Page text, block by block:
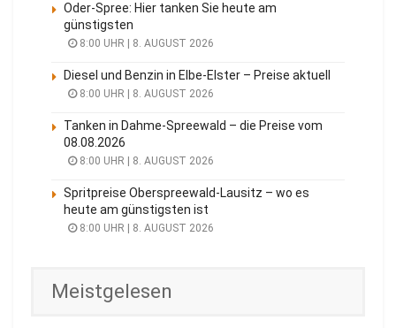
Oder-Spree: Hier tanken Sie heute am
günstigsten
8:00 UHR | 8. AUGUST 2026
Diesel und Benzin in Elbe-Elster – Preise aktuell
8:00 UHR | 8. AUGUST 2026
Tanken in Dahme-Spreewald – die Preise vom
08.08.2026
8:00 UHR | 8. AUGUST 2026
Spritpreise Oberspreewald-Lausitz – wo es
heute am günstigsten ist
8:00 UHR | 8. AUGUST 2026
Meistgelesen